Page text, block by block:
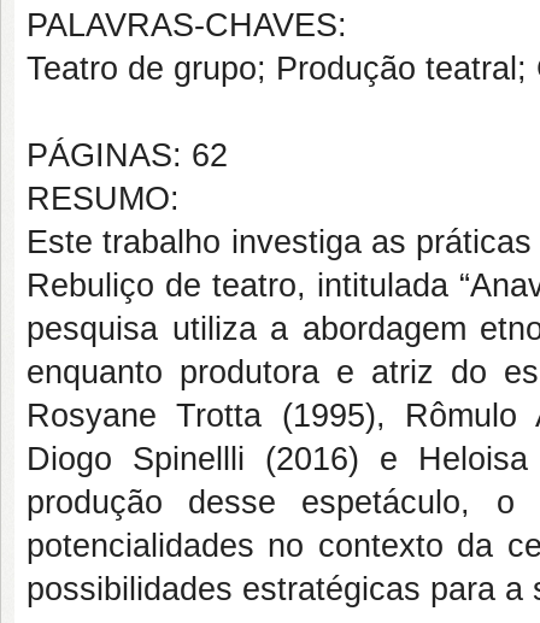
PALAVRAS-CHAVES:
Teatro de grupo; Produção
PÁGINAS: 62
RESUMO:
Este trabalho investiga as
Rebuliço de teatro, intitulada
pesquisa utiliza a abordagem
enquanto produtora e atriz do
Rosyane Trotta (1995), Rômulo
Diogo Spinellli (2016) e
produção desse espetáculo,
potencialidades no contexto da
possibilidades estratégicas para